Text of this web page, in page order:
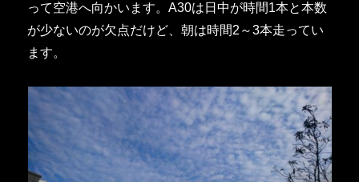
って空港へ向かいます。A30は日中が時間1本と本数
が少ないのが欠点だけど、朝は時間2～3本走ってい
ます。